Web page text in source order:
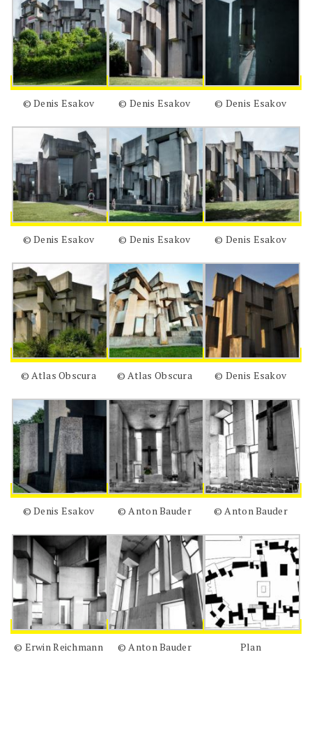
© Denis Esakov © Denis Esakov © Denis Esakov
© Denis Esakov © Denis Esakov © Denis Esakov
© Atlas Obscura © Atlas Obscura © Denis Esakov
© Denis Esakov © Anton Bauder © Anton Bauder
© Erwin Reichmann © Anton Bauder Plan